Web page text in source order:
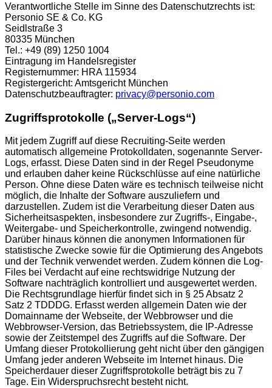
Verantwortliche Stelle im Sinne des Datenschutzrechts ist:
Personio SE & Co. KG
Seidlstraße 3
80335 München
Tel.: +49 (89) 1250 1004
Eintragung im Handelsregister
Registernummer: HRA 115934
Registergericht: Amtsgericht München
Datenschutzbeauftragter: privacy@personio.com
Zugriffsprotokolle („Server-Logs“)
Mit jedem Zugriff auf diese Recruiting-Seite werden
automatisch allgemeine Protokolldaten, sogenannte Server-
Logs, erfasst. Diese Daten sind in der Regel Pseudonyme
und erlauben daher keine Rückschlüsse auf eine natürliche
Person. Ohne diese Daten wäre es technisch teilweise nicht
möglich, die Inhalte der Software auszuliefern und
darzustellen. Zudem ist die Verarbeitung dieser Daten aus
Sicherheitsaspekten, insbesondere zur Zugriffs-, Eingabe-,
Weitergabe- und Speicherkontrolle, zwingend notwendig.
Darüber hinaus können die anonymen Informationen für
statistische Zwecke sowie für die Optimierung des Angebots
und der Technik verwendet werden. Zudem können die Log-
Files bei Verdacht auf eine rechtswidrige Nutzung der
Software nachträglich kontrolliert und ausgewertet werden.
Die Rechtsgrundlage hierfür findet sich in § 25 Absatz 2
Satz 2 TDDDG. Erfasst werden allgemein Daten wie der
Domainname der Webseite, der Webbrowser und die
Webbrowser-Version, das Betriebssystem, die IP-Adresse
sowie der Zeitstempel des Zugriffs auf die Software. Der
Umfang dieser Protokollierung geht nicht über den gängigen
Umfang jeder anderen Webseite im Internet hinaus. Die
Speicherdauer dieser Zugriffsprotokolle beträgt bis zu 7
Tage. Ein Widerspruchsrecht besteht nicht.